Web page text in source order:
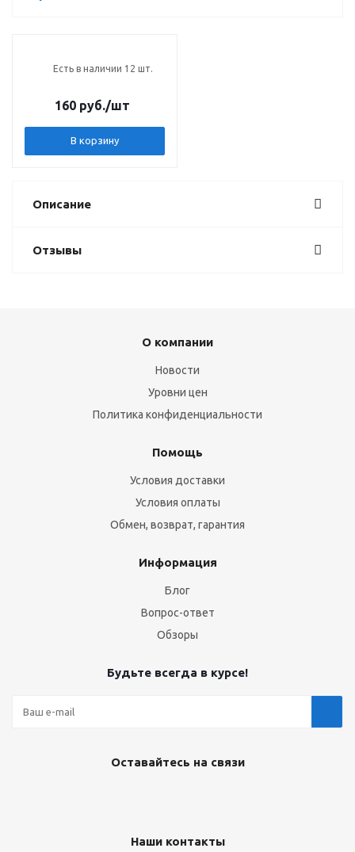
Есть в наличии 12 шт.
160 руб./шт
В корзину
Описание
Отзывы
О компании
Новости
Уровни цен
Политика конфиденциальности
Помощь
Условия доставки
Условия оплаты
Обмен, возврат, гарантия
Информация
Блог
Вопрос-ответ
Обзоры
Будьте всегда в курсе!
Оставайтесь на связи
Наши контакты